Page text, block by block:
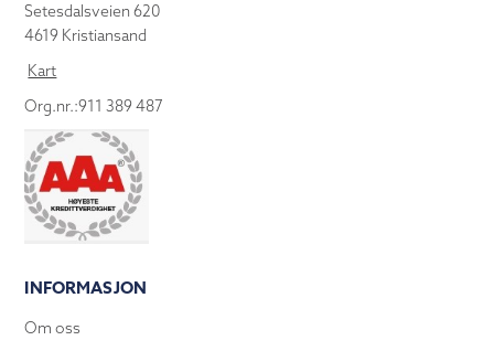
Setesdalsveien 620
4619 Kristiansand
Kart
Org.nr.:911 389 487
INFORMASJON
Om oss